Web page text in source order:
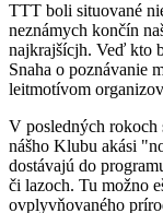
TTT boli situované
neznámych končín
najkrajšícjh. Veď kto
Snaha o poznávanie
leitmotívom
V posledných rokoch
nášho Klubu akási
dostávajú do
či lazoch. Tu možno
ovplyvňovaného